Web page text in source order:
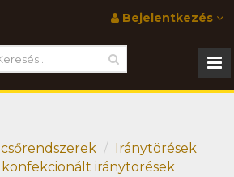
Bejelentkezés
csőrendszerek
Iránytörések
iránytörések